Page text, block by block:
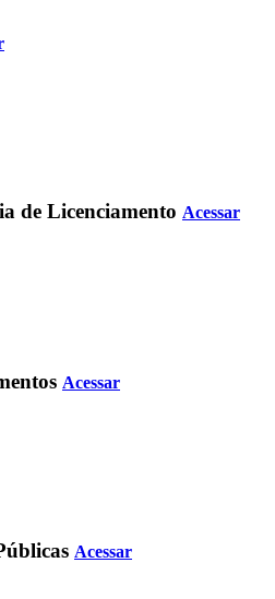
de Licenciamento Acessar
Acessar
Acessar